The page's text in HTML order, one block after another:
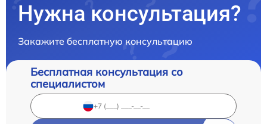
Нужна консультация?
Закажите бесплатную консультацию
Бесплатная консультация со
специалистом